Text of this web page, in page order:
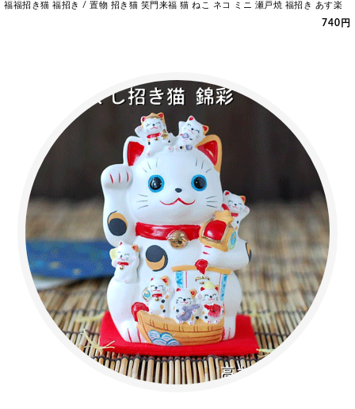
福福招き猫 福招き / 置物 招き猫 笑門来福 猫 ねこ ネコ ミニ 瀬戸焼 福招き あす楽
740円